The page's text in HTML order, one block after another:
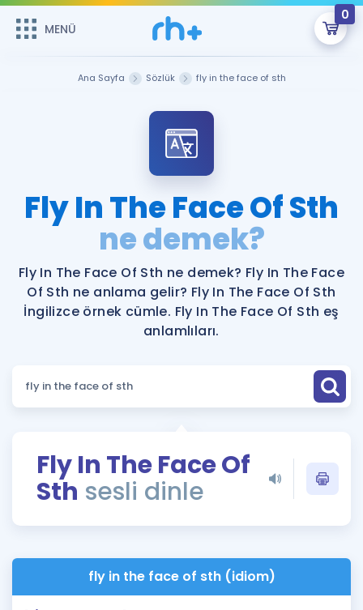
MENÜ
0
Şifremi Hatırlamıyorum
Sepetin Şu An Boş.
Remzi Hoca ile seni sınava hazırlayacak onlarca eğitim seni
bekliyor!
MENÜ
Katılımcı Görüşleri
Faydalı Araçlar
Ücretsiz Kaynaklar
Kampanyalar
Blog
İngilizce Gramer
Blog
İngilizce Gramer
Kariyer
Ana Sayfa Sözlük fly in the face of sth
Fly In The Face Of Sth
ne demek?
Fly In The Face Of Sth ne demek? Fly In The Face
Of Sth ne anlama gelir? Fly In The Face Of Sth
İngilizce örnek cümle. Fly In The Face Of Sth eş
anlamlıları.
Fly In The Face Of
Sth sesli dinle
fly in the face of sth (idiom)